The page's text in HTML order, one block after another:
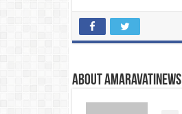
About amaravatinews